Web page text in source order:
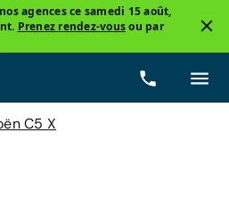
agences ce samedi 15 août,
Prenez rendez-vousou par
C5 X